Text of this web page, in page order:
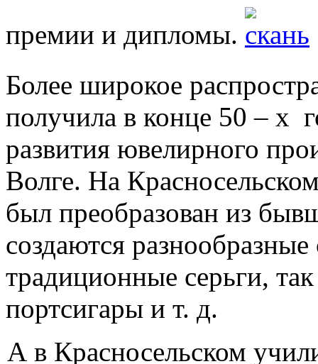
премии и дипломы.
Более широкое
получила в конце 50 – х
развития ювелирного
Волге. На
был преобразован из
создаются
традиционные серьги,
портсигары и т. д.
А в Красносельском